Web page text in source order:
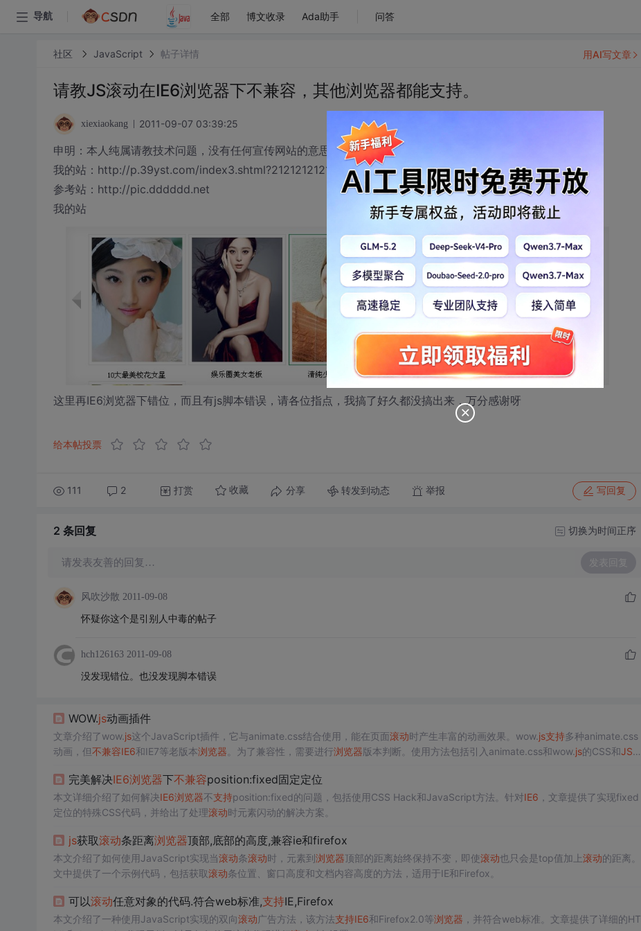
导航 全部 博文收录 Ada助手 问答
社区 JavaScript 帖子详情
请教JS滚动在IE6浏览器下不兼容，其他浏览器都能支持。
xiexiaokang 2011-09-07 03:39:25
申明：本人纯属请教技术问题，没有任何宣传网站的意思！！
我的站：http://p.39yst.com/index3.shtml?2121212121
参考站：http://pic.dddddd.net
我的站
这里再IE6浏览器下错位，而且有js脚本错误，请各位指点，我搞了好久都没搞出来，万分感谢呀
给本帖投票
111 2 打赏 收藏 分享 转发到动态 举报 写回复
用AI写文章
2 条回复 切换为时间正序
请发表友善的回复… 发表回复
风吹沙散 2011-09-08
怀疑你这个是引别人中毒的帖子
hch126163 2011-09-08
没发现错位。也没发现脚本错误
WOW.js动画插件
文章介绍了wow. js这个JavaScript插件，它与animate.css结合使用，能在页面滚动时产生丰富的动画效果。wow. js支持多种animate.css
动画，但不兼容IE6和IE7等老版本浏览器 。为了兼容性，需要进行浏览器版本判断。使用方法包括引入animate.css和wow. js的CSS和JS
完美解决IE6浏览器下不兼容position:fixed固定定位
本文详细介绍了如何解决IE6浏览器不支持position:fixed的问题，包括使用CSS Hack和JavaScript方法。针对IE6 ，文章提供了实现fixed
定位的特殊CSS代码，并给出了处理滚动时元素闪动的解决方案。
js获取滚动条距离浏览器顶部,底部的高度,兼容ie和firefox
本文介绍了如何使用JavaScript实现当滚动条滚动时，元素到浏览器顶部的距离始终保持不变，即使滚动也只会是top值加上滚动的距离。
文中提供了一个示例代码，包括获取滚动条位置、窗口高度和文档内容高度的方法，适用于IE和Firefox。
可以滚动任意对象的代码.符合web标准,支持IE,Firefox
本文介绍了一种使用JavaScript实现的双向滚动广告方法，该方法支持IE6和Firefox2.0等浏览器 ，并符合web标准。文章提供了详细的HT